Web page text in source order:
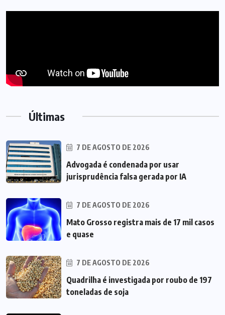
Últimas
7 DE AGOSTO DE 2026
Advogada é condenada por usar
jurisprudência falsa gerada por IA
7 DE AGOSTO DE 2026
Mato Grosso registra mais de 17 mil casos
e quase
7 DE AGOSTO DE 2026
Quadrilha é investigada por roubo de 197
toneladas de soja